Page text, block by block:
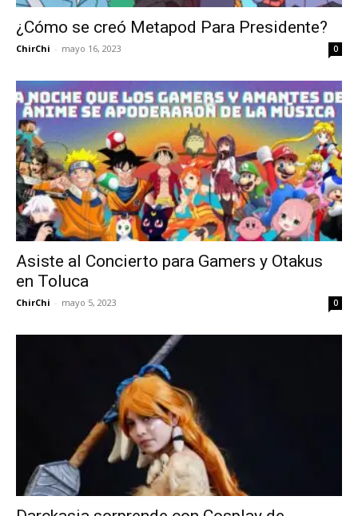
¿Cómo se creó Metapod Para Presidente?
ChirChi - mayo 16, 2023 0
Asiste al Concierto para Gamers y Otakus
en Toluca
ChirChi - mayo 5, 2023 0